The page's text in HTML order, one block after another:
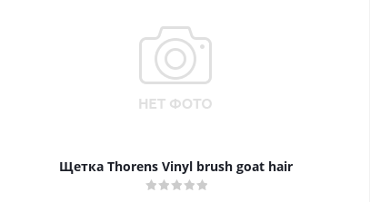
Щетка Thorens Vinyl brush goat hair